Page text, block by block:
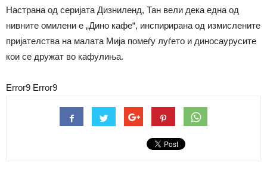
Настрана од серијата Дизниленд, Тан вели дека една од
нивните омилени е „Дино кафе“, инспирирана од измислените
пријателства на малата Мија помеѓу луѓето и диносаурусите
кои се дружат во кафулиња.
Error9 Error9